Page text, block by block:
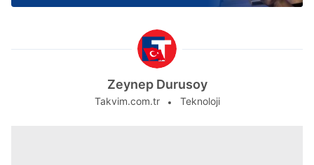
Zeynep Durusoy
Takvim.com.tr Teknoloji